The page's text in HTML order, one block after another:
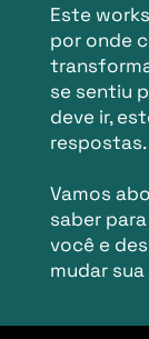
Este
por onde
se sentiu
deve ir,
respostas.
Vamos
saber
você e
mudar